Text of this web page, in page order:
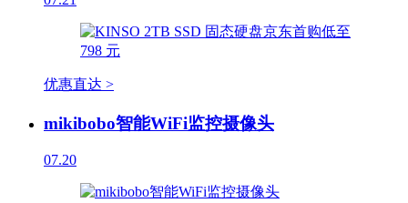
优惠直达 >
mikibobo智能WiFi监控摄像头
07.20